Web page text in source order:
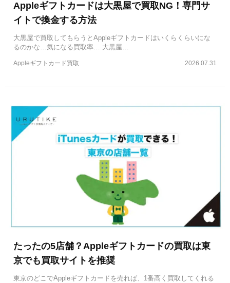
Appleギフトカードは大黒屋で買取NG！専門サ
イトで換金する方法
大黒屋で買取してもらうとAppleギフトカードはいくらくらいにな
るのかな…気になる買取率… 大黒屋…
2026.07.31
Appleギフトカード買取
たったの5店舗？Appleギフトカードの買取は東
京でも買取サイトを推奨
東京のどこでAppleギフトカードを売れば、1番高く買取してくれる